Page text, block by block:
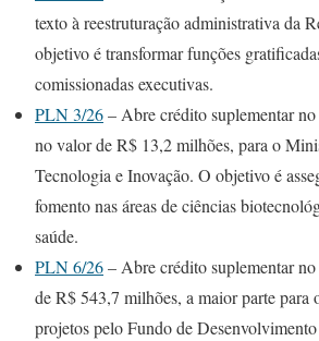
texto à reestruturação administrativa da
objetivo é transformar funções
comissionadas executivas.
PLN 3/26– Abrecrédito suplementarno
no valor de R$ 13,2 milhões, para o
Tecnologia e Inovação. O objetivo é
fomento nas áreas de ciências
saúde.
PLN 6/26– Abre crédito suplementar
de R$ 543,7 milhões, a maior parte para
projetos pelo Fundo de